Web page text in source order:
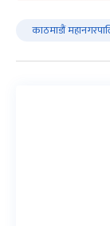
काठमाडौं